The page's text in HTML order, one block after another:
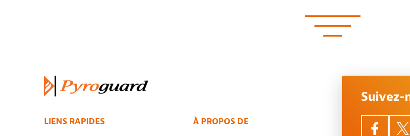
LIENS RAPIDES
À PROPOS DE
Suivez-